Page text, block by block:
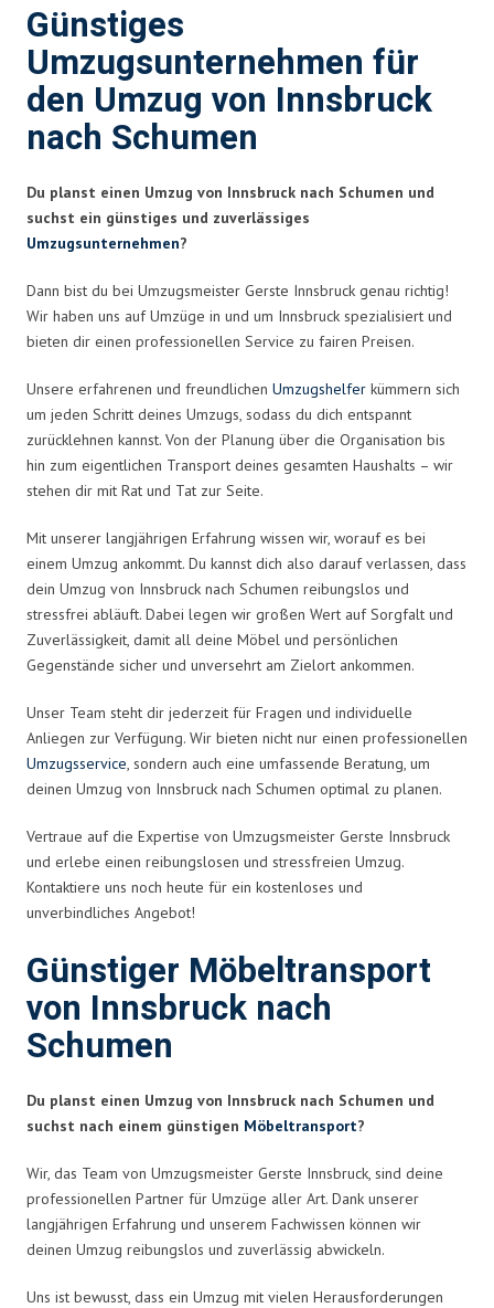
Günstiges
Umzugsunternehmen für
den Umzug von Innsbruck
nach Schumen
Du planst einen Umzug von Innsbruck nach Schumen und
suchst ein günstiges und zuverlässiges
Umzugsunternehmen?
Dann bist du bei Umzugsmeister Gerste Innsbruck genau richtig!
Wir haben uns auf Umzüge in und um Innsbruck spezialisiert und
bieten dir einen professionellen Service zu fairen Preisen.
Unsere erfahrenen und freundlichen Umzugshelfer kümmern sich
um jeden Schritt deines Umzugs, sodass du dich entspannt
zurücklehnen kannst. Von der Planung über die Organisation bis
hin zum eigentlichen Transport deines gesamten Haushalts – wir
stehen dir mit Rat und Tat zur Seite.
Mit unserer langjährigen Erfahrung wissen wir, worauf es bei
einem Umzug ankommt. Du kannst dich also darauf verlassen, dass
dein Umzug von Innsbruck nach Schumen reibungslos und
stressfrei abläuft. Dabei legen wir großen Wert auf Sorgfalt und
Zuverlässigkeit, damit all deine Möbel und persönlichen
Gegenstände sicher und unversehrt am Zielort ankommen.
Unser Team steht dir jederzeit für Fragen und individuelle
Anliegen zur Verfügung. Wir bieten nicht nur einen professionellen
Umzugsservice, sondern auch eine umfassende Beratung, um
deinen Umzug von Innsbruck nach Schumen optimal zu planen.
Vertraue auf die Expertise von Umzugsmeister Gerste Innsbruck
und erlebe einen reibungslosen und stressfreien Umzug.
Kontaktiere uns noch heute für ein kostenloses und
unverbindliches Angebot!
Günstiger Möbeltransport
von Innsbruck nach
Schumen
Du planst einen Umzug von Innsbruck nach Schumen und
suchst nach einem günstigen Möbeltransport?
Wir, das Team von Umzugsmeister Gerste Innsbruck, sind deine
professionellen Partner für Umzüge aller Art. Dank unserer
langjährigen Erfahrung und unserem Fachwissen können wir
deinen Umzug reibungslos und zuverlässig abwickeln.
Uns ist bewusst, dass ein Umzug mit vielen Herausforderungen